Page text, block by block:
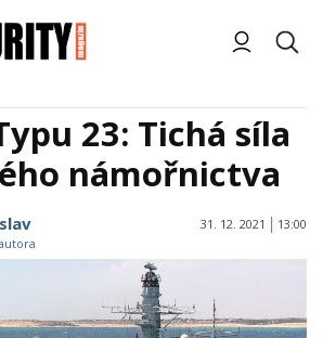
23: Tichá síla
námořnictva
31. 12. 2021 13:00